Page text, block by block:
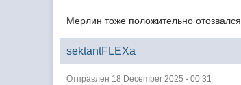
Мерлин тоже положительно отозвался
sektantFLEXa
Отправлен 18 December 2025 - 00:31